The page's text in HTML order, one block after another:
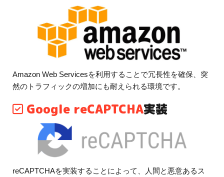
Amazon Web Servicesを利用することで冗長性を確保、突
然のトラフィックの増加にも耐えられる環境です。
Google reCAPTCHA実装
reCAPTCHAを実装することによって、人間と悪意あるス